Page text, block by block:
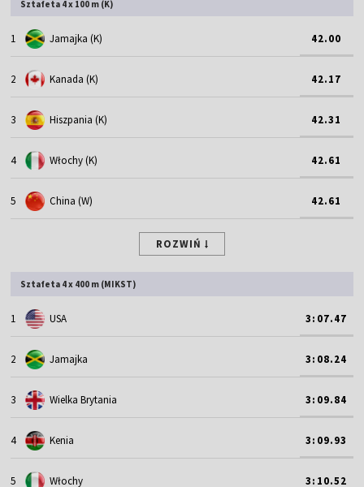
Sztafeta 4 x 100 m (K)
1 Jamajka (K) 42.00
2 Kanada (K) 42.17
3 Hiszpania (K) 42.31
4 Włochy (K) 42.61
5 China (W) 42.61
ROZWIŃ
Sztafeta 4 x 400 m (MIKST)
1 USA 3:07.47
2 Jamajka 3:08.24
3 Wielka Brytania 3:09.84
4 Kenia 3:09.93
5 Włochy 3:10.52